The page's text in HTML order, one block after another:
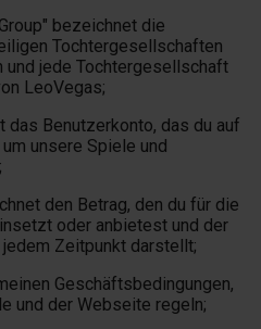
bezeichnet die
Tochtergesellschaften
jede Tochtergesellschaft
LeoVegas;
Benutzerkonto, das du auf
unsere Spiele und
den Betrag, den du für die
oder anbietest und der
Zeitpunkt darstellt;
Geschäftsbedingungen,
und der Webseite regeln;